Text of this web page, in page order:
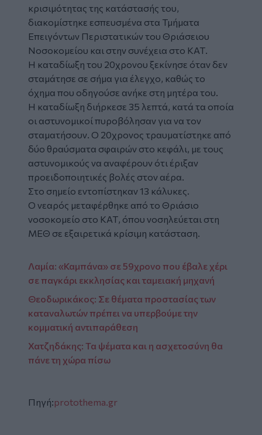
κρισιμότητας της κατάστασής του,
διακομίστηκε εσπευσμένα στα Τμήματα
Επειγόντων Περιστατικών του Θριάσειου
Νοσοκομείου και στην συνέχεια στο ΚΑΤ.
Η καταδίωξη του 20χρονου ξεκίνησε όταν δεν
σταμάτησε σε σήμα για έλεγχο, καθώς το
όχημα που οδηγούσε ανήκε στη μητέρα του.
Η καταδίωξη διήρκεσε 35 λεπτά, κατά τα οποία
οι αστυνομικοί πυροβόλησαν για να τον
σταματήσουν. Ο 20χρονος τραυματίστηκε από
δύο θραύσματα σφαιρών στο κεφάλι, με τους
αστυνομικούς να αναφέρουν ότι έριξαν
προειδοποιητικές βολές στον αέρα.
Στο σημείο εντοπίστηκαν 13 κάλυκες.
Ο νεαρός μεταφέρθηκε από το Θριάσιο
νοσοκομείο στο ΚΑΤ, όπου νοσηλεύεται στη
ΜΕΘ σε εξαιρετικά κρίσιμη κατάσταση.
Λαμία: «Καμπάνα» σε 59χρονο που έβαλε χέρι
σε παγκάρι εκκλησίας και ταμειακή μηχανή
Θεοδωρικάκος: Σε θέματα προστασίας των
καταναλωτών πρέπει να υπερβούμε την
κομματική αντιπαράθεση
Χατζηδάκης: Τα ψέματα και η ασχετοσύνη θα
πάνε τη χώρα πίσω
Πηγή:protothema.gr